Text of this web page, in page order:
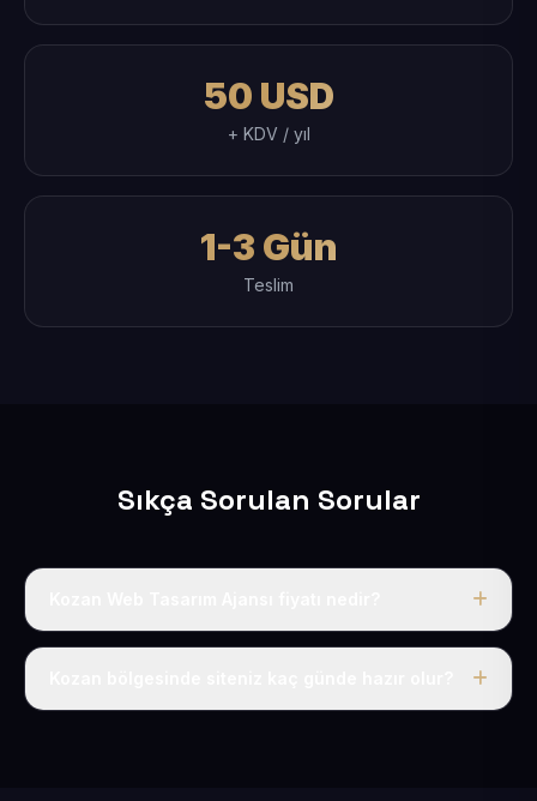
50 USD
+ KDV / yıl
1-3 Gün
Teslim
Sıkça Sorulan Sorular
Tek fiyat uygulanır: yıllık 50 USD + KDV. Bu bedele alan